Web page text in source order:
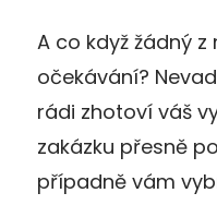
A co když žádný
očekávání?
rádi zhotoví váš
zakázku přesně
případně vám